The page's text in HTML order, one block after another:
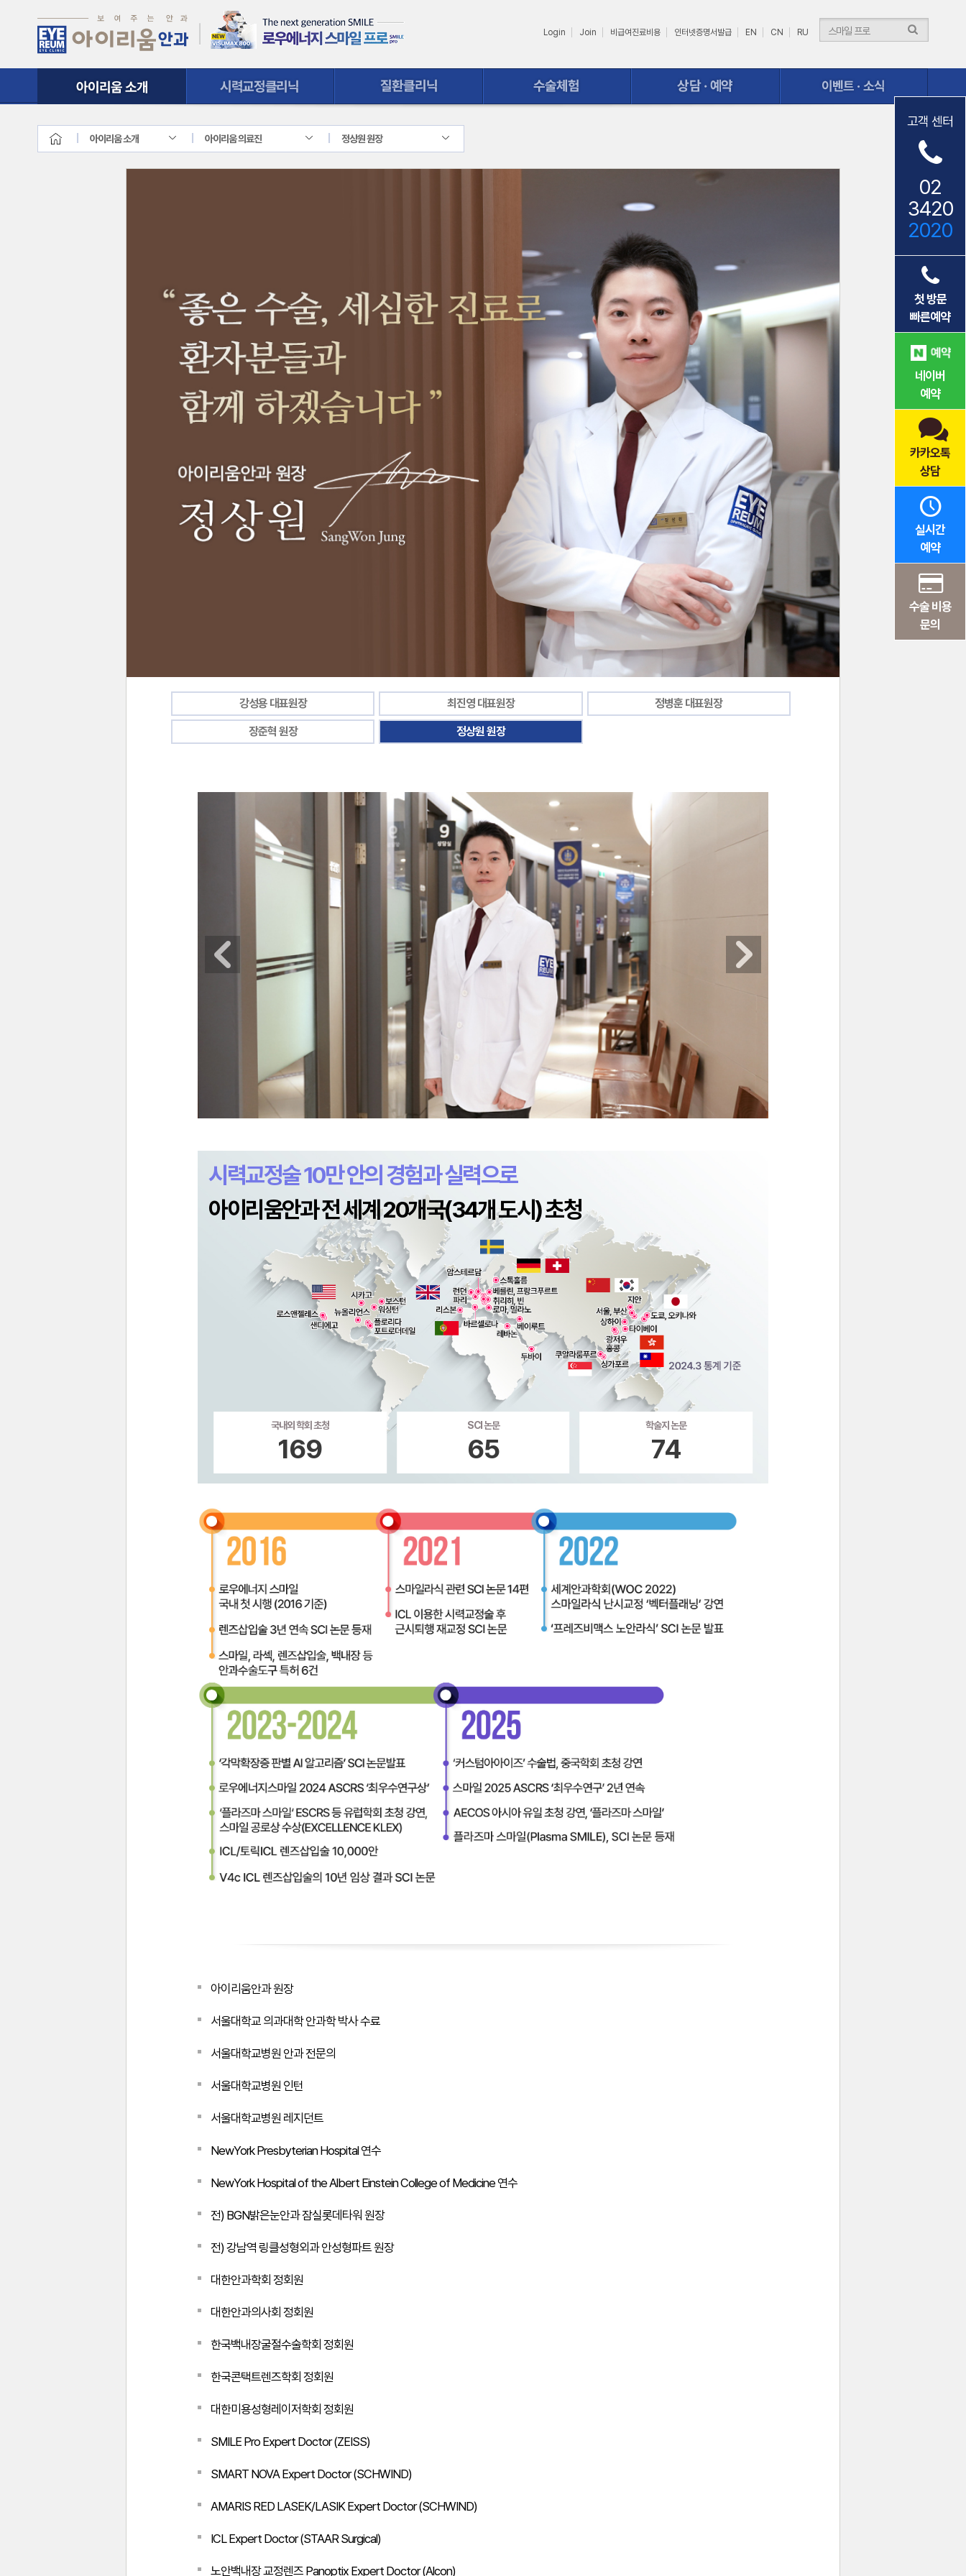
시력교정클리닉 질환클리닉 수술체험 상담ㆍ예약 이벤트ㆍ소식
고객 센터
02
3420
2020
첫 방문
빠른예약
네이버
예약
카카오톡
상담
실시간
예약
수술 비용
문의
아이리움 소개 아이리움 의료진 정상원 원장
강성용 대표원장 최진영 대표원장 정병훈 대표원장
장준혁 원장 정상원 원장
시력교정술 10만 안의 경험과 실력으로
아이리움안과 전 세계 20개국(34개 도시) 초청
국내외 학회 초청
169
SCI 논문
65
학술지 논문
74
아이리움안과 원장
서울대학교 의과대학 안과학 박사 수료
서울대학교병원 안과 전문의
서울대학교병원 인턴
서울대학교병원 레지던트
NewYork Presbyterian Hospital 연수
NewYork Hospital of the Albert Einstein College of Medicine 연수
전) BGN밝은눈안과 잠실롯데타워 원장
전) 강남역 링클성형외과 안성형파트 원장
대한안과학회 정회원
대한안과의사회 정회원
한국백내장굴절수술학회 정회원
한국콘택트렌즈학회 정회원
대한미용성형레이저학회 정회원
SMILE Pro Expert Doctor (ZEISS)
SMART NOVA Expert Doctor (SCHWIND)
AMARIS RED LASEK/LASIK Expert Doctor (SCHWIND)
ICL Expert Doctor (STAAR Surgical)
노안백내장 교정렌즈 Panoptix Expert Doctor (Alcon)
Login Join 비급여진료비용 인터넷증명서발급 EN CN RU